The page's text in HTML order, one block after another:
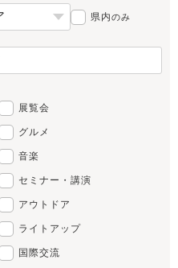
県内のみ
展覧会
グルメ
音楽
セミナー・講演
アウトドア
ライトアップ
国際交流